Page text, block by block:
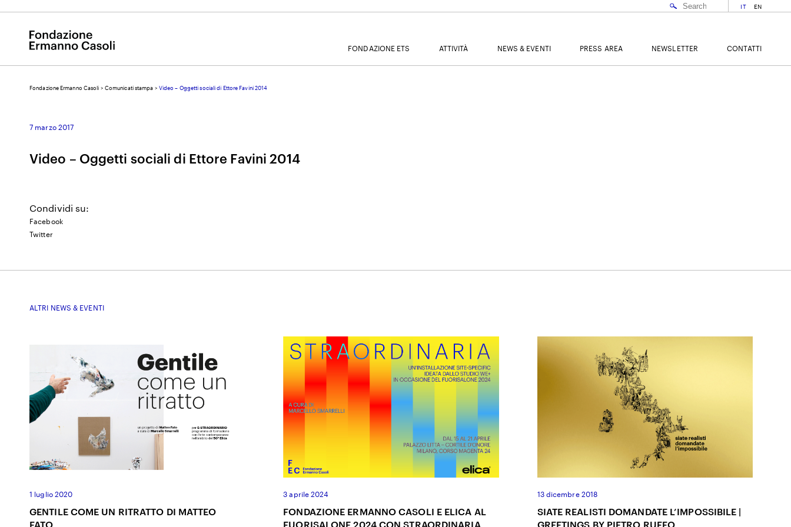
IT EN
FONDAZIONE ETS ATTIVITÀ NEWS & EVENTI PRESS AREA NEWSLETTER CONTATTI
Fondazione Ermanno Casoli > Comunicati stampa > Video – Oggetti sociali di Ettore Favini 2014
7 marzo 2017
Video – Oggetti sociali di Ettore Favini 2014
Condividi su:
Facebook
Twitter
ALTRI NEWS & EVENTI
1 luglio 2020
GENTILE COME UN RITRATTO DI MATTEO
FATO
3 aprile 2024
FONDAZIONE ERMANNO CASOLI E ELICA AL
FUORISALONE 2024 CON STRAORDINARIA
13 dicembre 2018
SIATE REALISTI DOMANDATE L’IMPOSSIBILE |
GREETINGS BY PIETRO RUFFO